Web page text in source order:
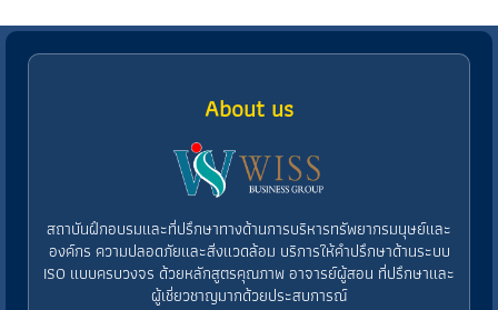
About us
สถาบันฝึกอบรมและที่ปรึกษาทางด้านการบริหารทรัพยากรมนุษย์และ
องค์กร ความปลอดภัยและสิ่งแวดล้อม บริการให้คำปรึกษาด้านระบบ
ISO แบบครบวงจร ด้วยหลักสูตรคุณภาพ อาจารย์ผู้สอน ที่ปรึกษาและ
ผู้เชี่ยวชาญมากด้วยประสบการณ์